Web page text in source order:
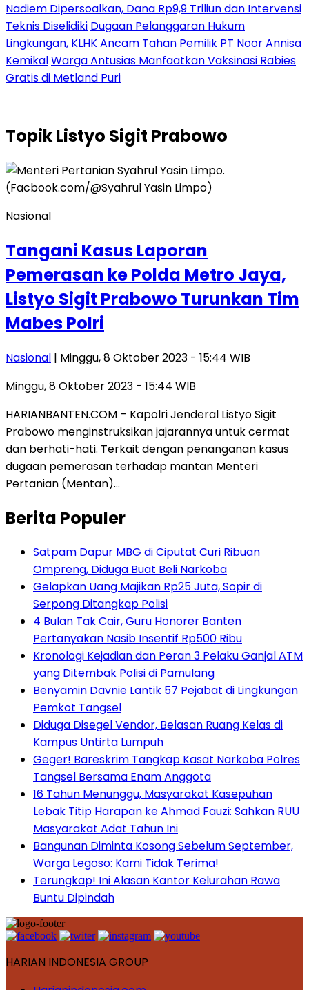
Nadiem Dipersoalkan, Dana Rp9,9 Triliun dan Intervensi
Teknis Diselidiki Dugaan Pelanggaran Hukum
Lingkungan, KLHK Ancam Tahan Pemilik PT Noor Annisa
KemikalWarga Antusias Manfaatkan Vaksinasi Rabies
Gratis di Metland Puri
TopikListyo Sigit Prabowo
Nasional
Tangani Kasus Laporan
Pemerasan ke Polda Metro Jaya,
Listyo Sigit Prabowo Turunkan Tim
Mabes Polri
Nasional | Minggu, 8 Oktober 2023 - 15:44 WIB
Minggu, 8 Oktober 2023 - 15:44 WIB
HARIANBANTEN.COM – Kapolri Jenderal Listyo Sigit
Prabowo menginstruksikan jajarannya untuk cermat
dan berhati-hati. Terkait dengan penanganan kasus
dugaan pemerasan terhadap mantan Menteri
Pertanian (Mentan)…
Berita Populer
Satpam Dapur MBG di Ciputat Curi Ribuan
Ompreng, Diduga Buat Beli Narkoba
Gelapkan Uang Majikan Rp25 Juta, Sopir di
Serpong Ditangkap Polisi
4 Bulan Tak Cair, Guru Honorer Banten
Pertanyakan Nasib Insentif Rp500 Ribu
Kronologi Kejadian dan Peran 3 Pelaku Ganjal ATM
yang Ditembak Polisi di Pamulang
Benyamin Davnie Lantik 57 Pejabat di Lingkungan
Pemkot Tangsel
Diduga Disegel Vendor, Belasan Ruang Kelas di
Kampus Untirta Lumpuh
Geger! Bareskrim Tangkap Kasat Narkoba Polres
Tangsel Bersama Enam Anggota
16 Tahun Menunggu, Masyarakat Kasepuhan
Lebak Titip Harapan ke Ahmad Fauzi: Sahkan RUU
Masyarakat Adat Tahun Ini
Bangunan Diminta Kosong Sebelum September,
Warga Legoso: Kami Tidak Terima!
Terungkap! Ini Alasan Kantor Kelurahan Rawa
Buntu Dipindah
HARIAN INDONESIA GROUP